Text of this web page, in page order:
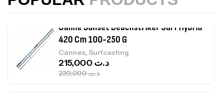
د.ت
Canne Sunset Secret Cove 450 Cm 100
– 300 G
Cannes,Surfcasting
د.ت692,000